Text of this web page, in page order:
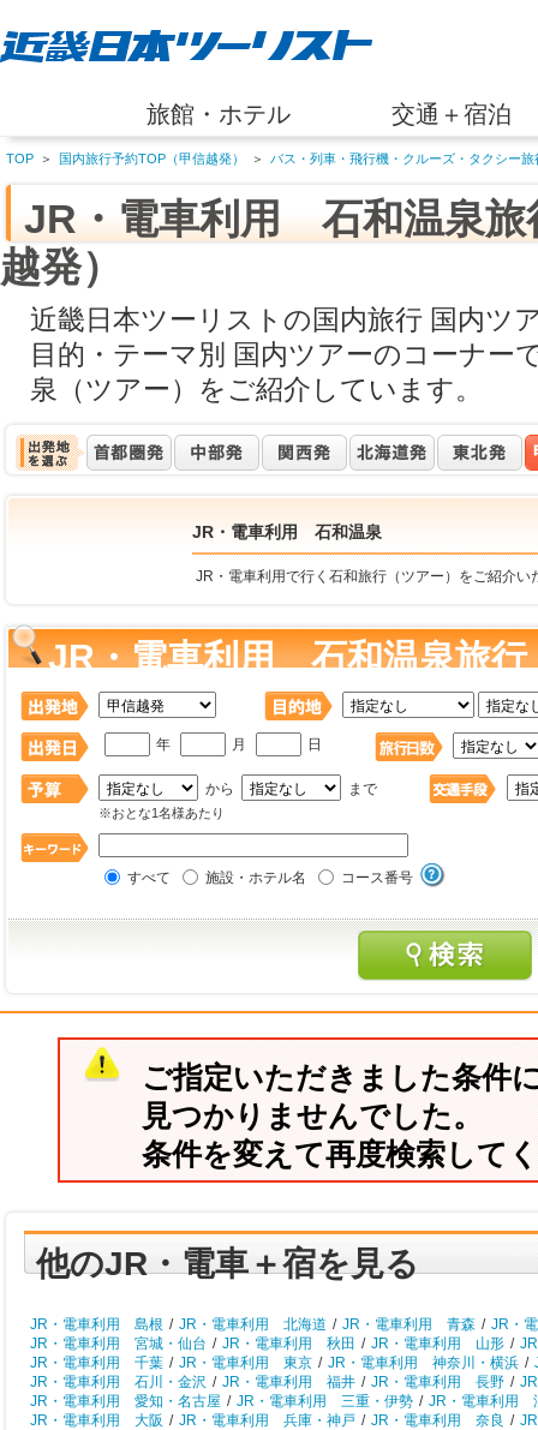
旅館・ホテル 交通＋宿泊
TOP ＞ 国内旅行予約TOP（甲信越発） ＞ バス・列車・飛行機・クルーズ・タクシー旅
JR・電車利用 石和温泉旅
越発）
近畿日本ツーリストの国内旅行 国内ツ
目的・テーマ別 国内ツアーのコーナ
泉（ツアー）をご紹介しています。
JR・電車利用 石和温泉
JR・電車利用で行く石和旅行（ツアー）をご紹介い
JR・電車利用 石和温泉旅行
年 月 日
から まで
※おとな1名様あたり
すべて 施設・ホテル名 コース番号
ご指定いただきました条件
見つかりませんでした。
条件を変えて再度検索して
他のJR・電車＋宿を見る
JR・電車利用 島根 / JR・電車利用 北海道 / JR・電車利用 青森 / JR・
JR・電車利用 宮城・仙台 / JR・電車利用 秋田 / JR・電車利用 山形 /
JR・電車利用 千葉 / JR・電車利用 東京 / JR・電車利用 神奈川・横浜 /
JR・電車利用 石川・金沢 / JR・電車利用 福井 / JR・電車利用 長野 /
JR・電車利用 愛知・名古屋 / JR・電車利用 三重・伊勢 / JR・電車利用
JR・電車利用 大阪 / JR・電車利用 兵庫・神戸 / JR・電車利用 奈良 /